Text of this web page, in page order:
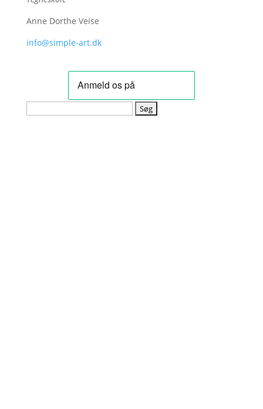
Anne Dorthe Veise
info@simple-art.dk